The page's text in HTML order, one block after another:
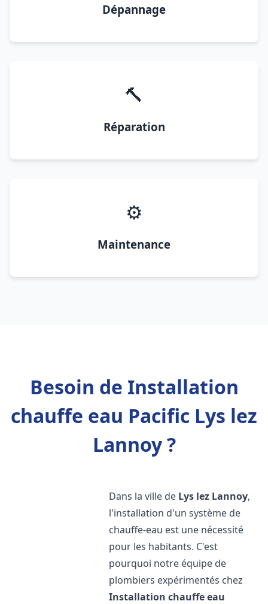
Dépannage
🔨
Réparation
⚙️
Maintenance
Besoin de Installation
chauffe eau Pacific Lys lez
Lannoy ?
Dans la ville de Lys lez Lannoy,
l'installation d'un système de
chauffe-eau est une nécessité
pour les habitants. C'est
pourquoi notre équipe de
plombiers expérimentés chez
Installation chauffe eau